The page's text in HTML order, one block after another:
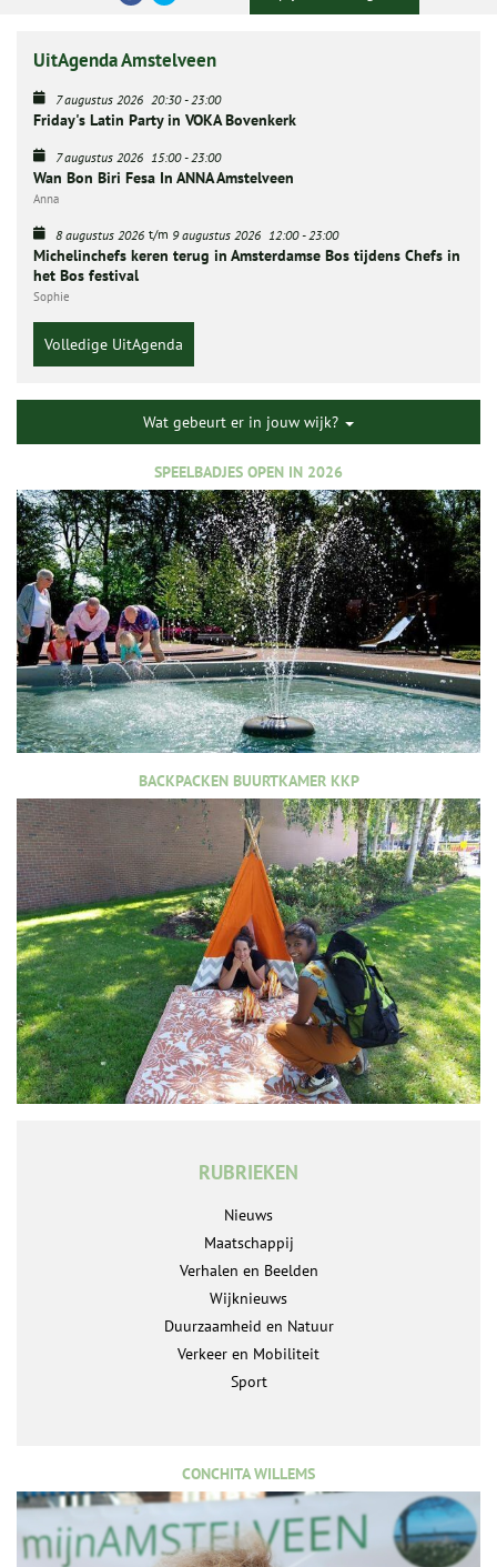
UitAgenda Amstelveen
7 augustus 2026 20:30-23:00
Friday's Latin Party in VOKA Bovenkerk
7 augustus 2026 15:00-23:00
Wan Bon Biri Fesa In ANNA Amstelveen
Anna
8 augustus 2026 t/m 9 augustus 2026 12:00-23:00
Michelinchefs keren terug in Amsterdamse Bos tijdens Chefs in
het Bos festival
Sophie
Volledige UitAgenda
Wat gebeurt er in jouw wijk?
SPEELBADJES OPEN IN 2026
BACKPACKEN BUURTKAMER KKP
RUBRIEKEN
Nieuws
Maatschappij
Verhalen en Beelden
Wijknieuws
Duurzaamheid en Natuur
Verkeer en Mobiliteit
Sport
CONCHITA WILLEMS